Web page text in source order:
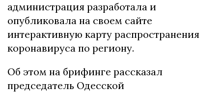
администрация разработала и
опубликовала на своем сайте
интерактивную карту распространения
коронавируса по региону.
Об этом на брифинге рассказал
председатель Одесской